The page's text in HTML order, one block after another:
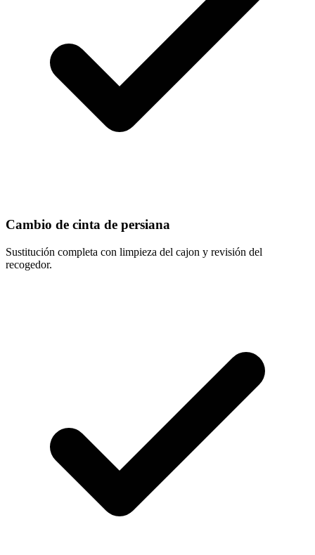
Cambio de cinta de persiana
Sustitución completa con limpieza del cajon y revisión del
recogedor.